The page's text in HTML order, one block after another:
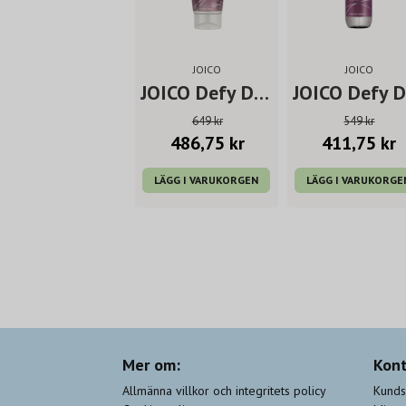
JOICO
JOICO Defy Damage KBOND20 Power Masque 150 ml
649 kr
486,75 kr
LÄGG I VARUKORGEN
JOICO
549 kr
411,75 kr
LÄGG I
Mer om:
Allmänna villkor och integritets policy